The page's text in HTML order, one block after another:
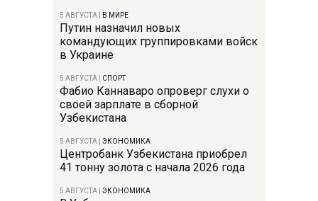
5 АВГУСТА В МИРЕ
Путин назначил новых
командующих группировками войск
в Украине
5 АВГУСТА СПОРТ
Фабио Каннаваро опроверг слухи о
своей зарплате в сборной
Узбекистана
5 АВГУСТА ЭКОНОМИКА
Центробанк Узбекистана приобрел
41 тонну золота с начала 2026 года
5 АВГУСТА ЭКОНОМИКА